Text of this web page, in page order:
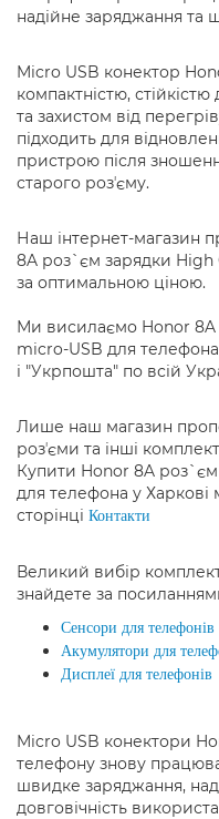
надійне заряджання та
Micro USB конектор
компактністю,
та захистом від
підходить для
пристрою після
старого розʼєму.
Наш інтернет-магазин
8A роз`єм зарядки
за оптимальною ціною.
Ми висилаємо Honor
micro-USB для
і "Укрпошта" по всій
Лише наш магазин
розʼєми та інші
Купити Honor 8A
для телефона у
сторінці Контакти
Великий вибір
знайдете за
Сенсори для телефонів
Акумулятори для
Дисплеї для телефонів
Micro USB конектори
телефону знову
швидке заряджання,
довговічність